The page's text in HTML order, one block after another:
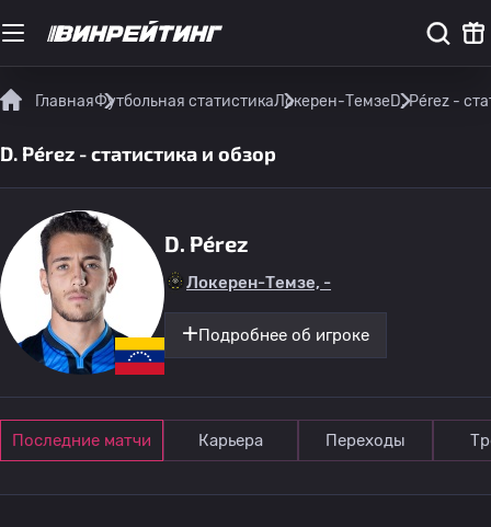
ГлавнаяФутбольная статистикаЛокерен-ТемзеD. Pérez -
D. Pérez - статистика и обзор
D. Pérez
Локерен-Темзе, -
Подробнее об игроке
Последние матчи Карьера Переходы